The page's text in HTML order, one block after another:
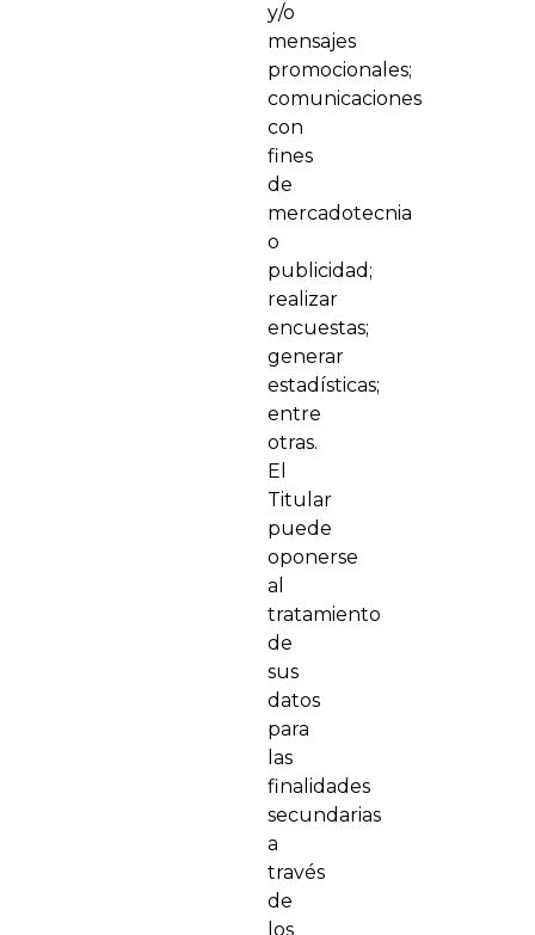
y/o
mensajes
promocionales;
comunicaciones
con
fines
de
mercadotecnia
o
publicidad;
realizar
encuestas;
generar
estadísticas;
entre
otras.
El
Titular
puede
oponerse
al
tratamiento
de
sus
datos
para
las
finalidades
secundarias
a
través
de
los